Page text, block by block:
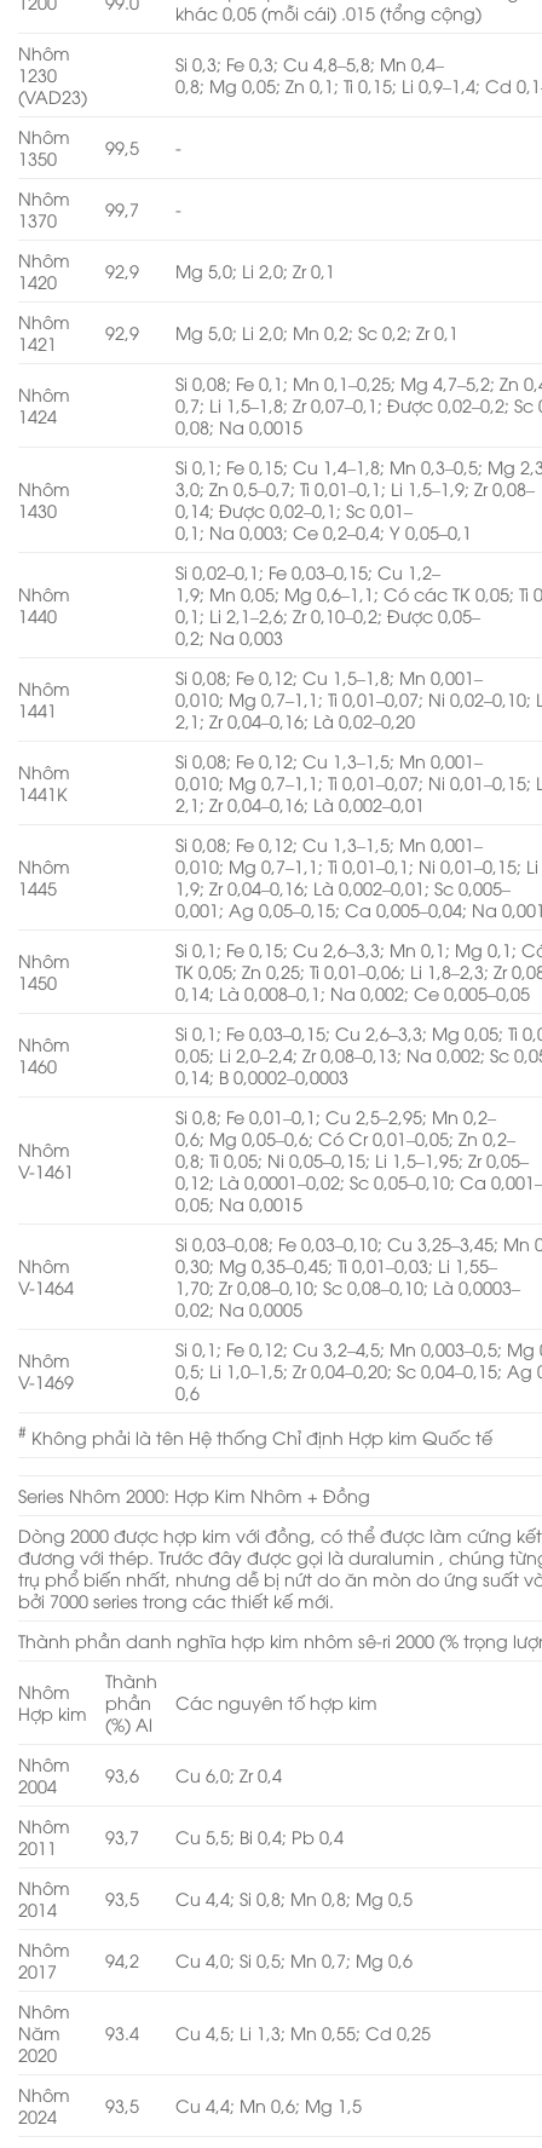
khác 0,05 (mỗi cái) .015 (tổng cộng)
Nhôm
1230
(VAD23)
Si 0,3; Fe 0,3; Cu 4,8–5,8; Mn 0,4–
0,8; Mg 0,05; Zn 0,1; Ti 0,15; Li 0,9–1,4; Cd
Nhôm
1350
99,5 -
Nhôm
1370
99,7 -
Nhôm
1420
92,9 Mg 5,0; Li 2,0; Zr 0,1
Nhôm
1421
92,9 Mg 5,0; Li 2,0; Mn 0,2; Sc 0,2; Zr 0,1
Nhôm
1424
Si 0,08; Fe 0,1; Mn 0,1–0,25; Mg 4,7–5,2; Zn
0,7; Li 1,5–1,8; Zr 0,07–0,1; Được 0,02–0,2; Sc
0,08; Na 0,0015
Nhôm
1430
Si 0,1; Fe 0,15; Cu 1,4–1,8; Mn 0,3–0,5; Mg
3,0; Zn 0,5–0,7; Ti 0,01–0,1; Li 1,5–1,9; Zr 0,08–
0,14; Được 0,02–0,1; Sc 0,01–
0,1; Na 0,003; Ce 0,2–0,4; Y 0,05–0,1
Nhôm
1440
Si 0,02–0,1; Fe 0,03–0,15; Cu 1,2–
1,9; Mn 0,05; Mg 0,6–1,1; Có các TK 0,05; Ti
0,1; Li 2,1–2,6; Zr 0,10–0,2; Được 0,05–
0,2; Na 0,003
Nhôm
1441
Si 0,08; Fe 0,12; Cu 1,5–1,8; Mn 0,001–
0,010; Mg 0,7–1,1; Ti 0,01–0,07; Ni 0,02–0,10;
2,1; Zr 0,04–0,16; Là 0,02–0,20
Nhôm
1441K
Si 0,08; Fe 0,12; Cu 1,3–1,5; Mn 0,001–
0,010; Mg 0,7–1,1; Ti 0,01–0,07; Ni 0,01–0,15;
2,1; Zr 0,04–0,16; Là 0,002–0,01
Nhôm
1445
Si 0,08; Fe 0,12; Cu 1,3–1,5; Mn 0,001–
0,010; Mg 0,7–1,1; Ti 0,01–0,1; Ni 0,01–0,15;
1,9; Zr 0,04–0,16; Là 0,002–0,01; Sc 0,005–
0,001; Ag 0,05–0,15; Ca 0,005–0,04; Na
Nhôm
1450
Si 0,1; Fe 0,15; Cu 2,6–3,3; Mn 0,1; Mg 0,1;
TK 0,05; Zn 0,25; Ti 0,01–0,06; Li 1,8–2,3; Zr
0,14; Là 0,008–0,1; Na 0,002; Ce 0,005–0,05
Nhôm
1460
Si 0,1; Fe 0,03–0,15; Cu 2,6–3,3; Mg 0,05; Ti
0,05; Li 2,0–2,4; Zr 0,08–0,13; Na 0,002; Sc
0,14; B 0,0002–0,0003
Nhôm
V-1461
Si 0,8; Fe 0,01–0,1; Cu 2,5–2,95; Mn 0,2–
0,6; Mg 0,05–0,6; Có Cr 0,01–0,05; Zn 0,2–
0,8; Ti 0,05; Ni 0,05–0,15; Li 1,5–1,95; Zr 0,05–
0,12; Là 0,0001–0,02; Sc 0,05–0,10; Ca
0,05; Na 0,0015
Nhôm
V-1464
Si 0,03–0,08; Fe 0,03–0,10; Cu 3,25–3,45; Mn
0,30; Mg 0,35–0,45; Ti 0,01–0,03; Li 1,55–
1,70; Zr 0,08–0,10; Sc 0,08–0,10; Là 0,0003–
0,02; Na 0,0005
Nhôm
V-1469
Si 0,1; Fe 0,12; Cu 3,2–4,5; Mn 0,003–0,5; Mg
0,5; Li 1,0–1,5; Zr 0,04–0,20; Sc 0,04–0,15; Ag
0,6
# Không phải là tên Hệ thống Chỉ định Hợp kim Quốc tế
Series Nhôm 2000: Hợp Kim Nhôm + Đồng
Dòng 2000 được hợp kim với đồng, có thể được làm cứng
đương với thép. Trước đây được gọi là duralumin , chúng
trụ phổ biến nhất, nhưng dễ bị nứt do ăn mòn do ứng suất
bởi 7000 series trong các thiết kế mới.
Thành phần danh nghĩa hợp kim nhôm sê-ri 2000 (% trọng
Nhôm
Hợp kim
Thành
phần
(%) Al
Các nguyên tố hợp kim
Nhôm
2004
93,6 Cu 6,0; Zr 0,4
Nhôm
2011
93,7 Cu 5,5; Bi 0,4; Pb 0,4
Nhôm
2014
93,5 Cu 4,4; Si 0,8; Mn 0,8; Mg 0,5
Nhôm
2017
94,2 Cu 4,0; Si 0,5; Mn 0,7; Mg 0,6
Nhôm
Năm
2020
93.4 Cu 4,5; Li 1,3; Mn 0,55; Cd 0,25
Nhôm
2024
93,5 Cu 4,4; Mn 0,6; Mg 1,5